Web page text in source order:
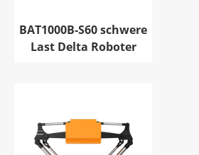
BAT1000B-S60 schwere
Last Delta Roboter